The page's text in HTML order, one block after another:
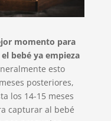
momento para
bebé ya empieza
esto
posteriores,
los 14-15 meses
capturar al bebé